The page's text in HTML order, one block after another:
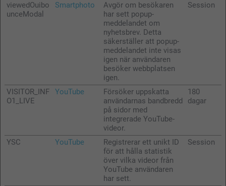
viewedOuibo
unceModal
Smartphoto
Avgör om besökaren
har sett popup-
meddelandet om
nyhetsbrev. Detta
säkerställer att popup-
meddelandet inte visas
igen när användaren
besöker webbplatsen
igen.
Session
VISITOR_INF
O1_LIVE
YouTube
Försöker uppskatta
användarnas bandbredd
på sidor med
integrerade YouTube-
videor.
180
dagar
YSC YouTube
Registrerar ett unikt ID
för att hålla statistik
över vilka videor från
YouTube användaren
har sett.
Session